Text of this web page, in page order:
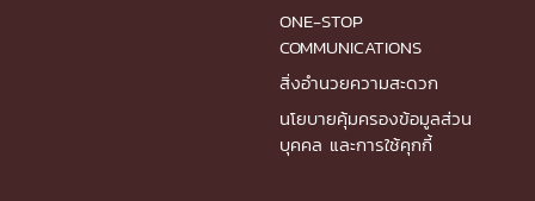
ONE-STOP
COMMUNICATIONS
สิ่งอำนวยความสะดวก
นโยบายคุ้มครองข้อมูลส่วน
บุคคล และการใช้คุกกี้